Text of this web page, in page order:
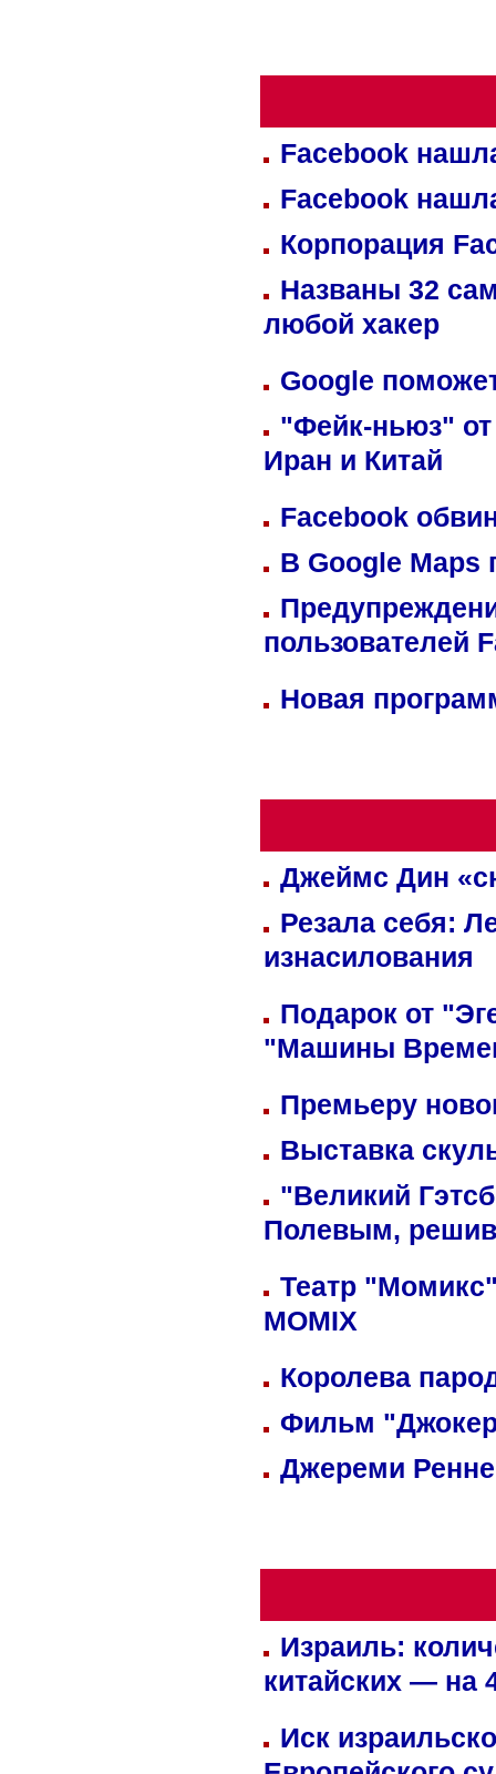
Facebook
Facebook
Корпорация
Названы 32
любой хакер
Google
"Фейк-ньюз" от
Иран и Китай
Facebook
В Google Maps
пользователей
Новая
Джеймс Дин
Резала себя:
изнасилования
Подарок от
"Машины
Премьеру
Выставка
"Великий
Полевым,
Театр
MOMIX
Королева
Фильм
Джереми
Израиль:
китайских — на
Иск